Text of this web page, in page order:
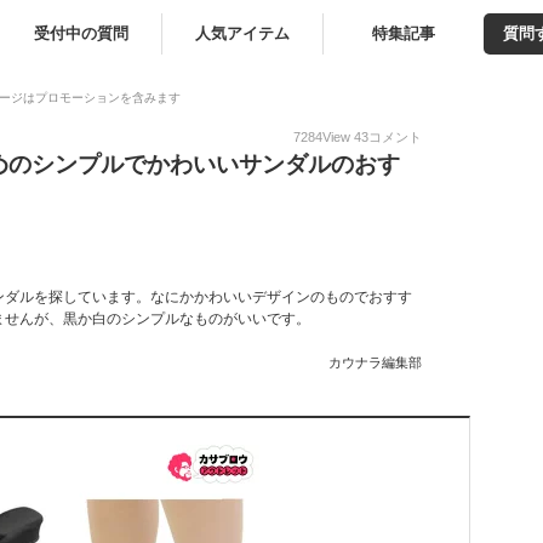
受付中の質問 人気アイテム 特集記事 質問
ジはプロモーションを含みます
7284View 43コメント
シンプルでかわいいサンダルのおす
ルを探しています。なにかかわいいデザインのものでおすす
んが、黒か白のシンプルなものがいいです。
カウナラ編集部